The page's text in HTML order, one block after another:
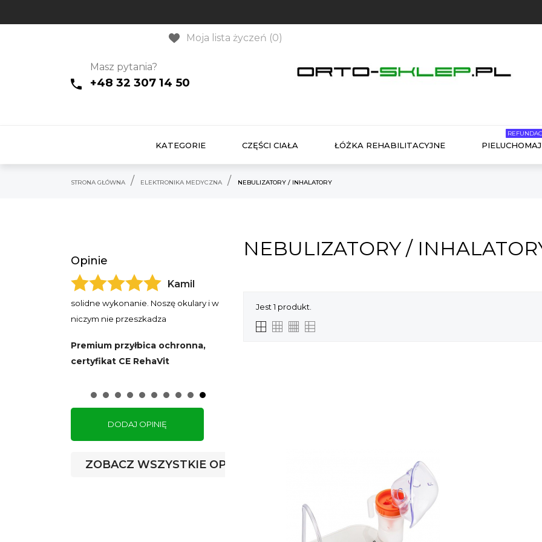
Moja lista życzeń (0)
Masz pytania?
+48 32 307 14 50
KATEGORIE CZĘŚCI CIAŁA ŁÓŻKA REHABILITACYJNE
STRONA GŁÓWNA ELEKTRONIKA MEDYCZNA NEBULIZATORY / INHALATORY
Opinie
Kamil
solidne wykonanie. Noszę okulary i w
niczym nie przeszkadza
Premium przyłbica ochronna,
certyfikat CE RehaVit
DODAJ OPINIĘ
ZOBACZ WSZYSTKIE OPINIE
NEBULIZATORY /
Jest 1 produkt.